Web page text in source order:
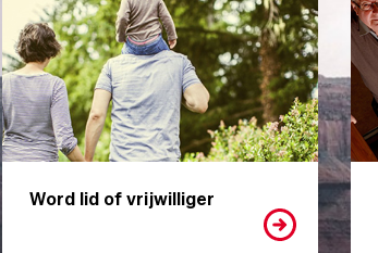
Word lid of vrijwilliger